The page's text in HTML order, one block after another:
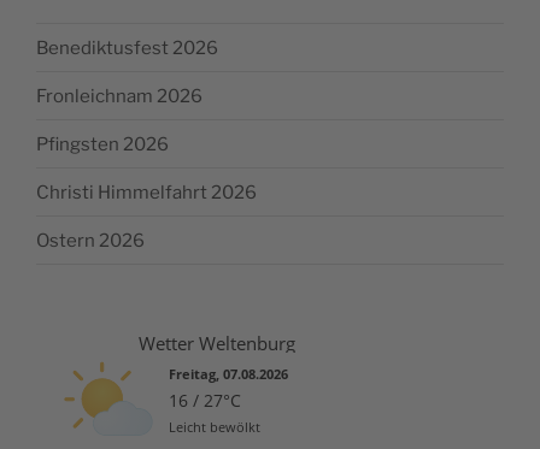
Benediktusfest 2026
Fronleichnam 2026
Pfingsten 2026
Christi Himmelfahrt 2026
Ostern 2026
Wetter Weltenburg
Freitag, 07.08.2026
16 / 27°C
Leicht bewölkt